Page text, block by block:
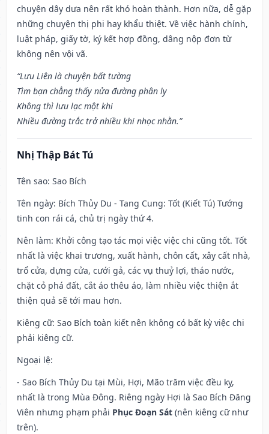
chuyện dây dưa nên rất khó hoàn thành. Hơn nữa, dễ gặp
những chuyện thị phi hay khẩu thiệt. Về việc hành chính,
luật pháp, giấy tờ, ký kết hợp đồng, dâng nộp đơn từ
không nên vội vã.
“Lưu Liên là chuyện bất tường
Tìm bạn chẳng thấy nửa đường phân ly
Không thì lưu lạc một khi
Nhiều đường trắc trở nhiều khi nhọc nhằn.”
Nhị Thập Bát Tú
Tên sao: Sao Bích
Tên ngày: Bích Thủy Du - Tang Cung: Tốt (Kiết Tú) Tướng
tinh con rái cá, chủ trị ngày thứ 4.
Nên làm: Khởi công tạo tác mọi việc việc chi cũng tốt. Tốt
nhất là việc khai trương, xuất hành, chôn cất, xây cất nhà,
trổ cửa, dựng cửa, cưới gả, các vụ thuỷ lợi, tháo nước,
chặt cỏ phá đất, cắt áo thêu áo, làm nhiều việc thiện ắt
thiện quả sẽ tới mau hơn.
Kiêng cữ: Sao Bích toàn kiết nên không có bất kỳ việc chi
phải kiêng cữ.
Ngoại lệ:
- Sao Bích Thủy Du tại Mùi, Hợi, Mão trăm việc đều kỵ,
nhất là trong Mùa Đông. Riêng ngày Hợi là Sao Bích Đăng
Viên nhưng phạm phải Phục Đoạn Sát (nên kiêng cữ như
trên).